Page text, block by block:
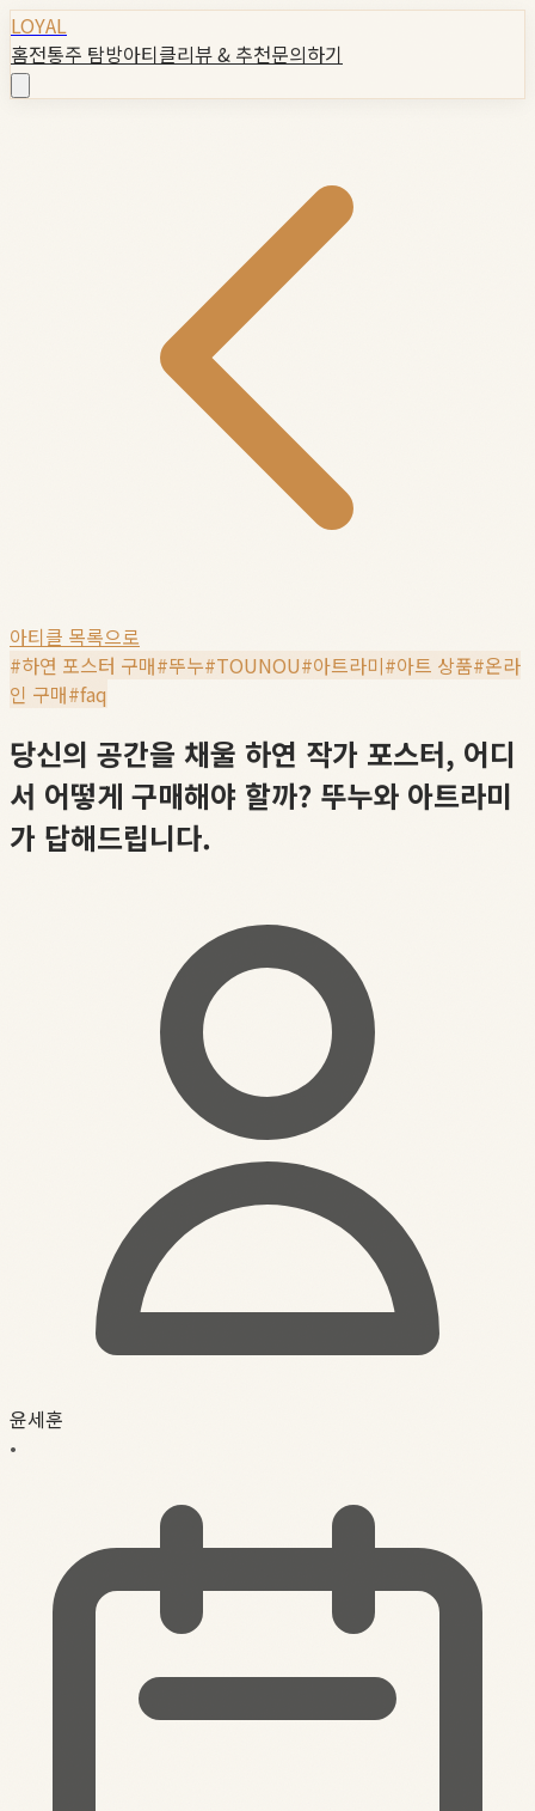
LOYAL
홈전통주 탐방아티클리뷰 & 추천문의하기
아티클 목록으로
#하연 포스터 구매#뚜누#TOUNOU#아트라미#아트 상품#온라
인 구매#faq
당신의 공간을 채울 하연 작가 포스터, 어디
서 어떻게 구매해야 할까? 뚜누와 아트라미
가 답해드립니다.
윤세훈
•